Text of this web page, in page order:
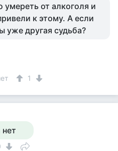
от алкоголя и
к этому. А если
уже другая судьба?
1
нет